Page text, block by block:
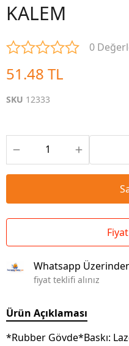
KALEM
0
51.48 TL
SKU 12333
Whatsapp
fiyat teklifi alınız
Ürün Açıklaması
*Rubber Gövde*Baskı: